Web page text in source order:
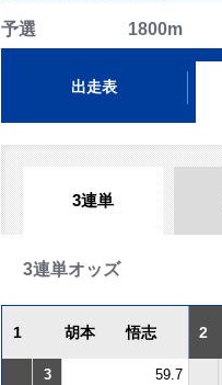
予選 1800m
出走表
3連単
3連単オッズ
1 胡本 悟志 2
3 59.7